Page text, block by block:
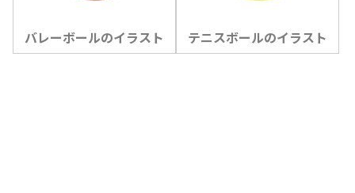
バレーボールのイラスト テニスボールのイラスト